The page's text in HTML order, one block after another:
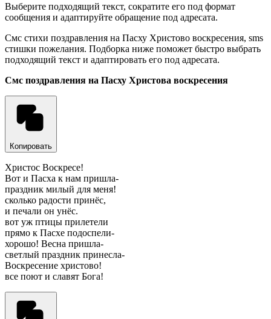
Выберите подходящий текст, сократите его под формат
сообщения и адаптируйте обращение под адресата.
Смс стихи поздравления на Пасху Христово воскресения, sms
стишки пожелания. Подборка ниже поможет быстро выбрать
подходящий текст и адаптировать его под адресата.
Смс поздравления на Пасху Христова воскресения
Копировать
Христос Воскресе!
Вот и Пасха к нам пришла-
праздник милый для меня!
сколько радости принёс,
и печали он унёс.
вот уж птицы прилетели
прямо к Пасхе подоспели-
хорошо! Весна пришла-
светлый праздник принесла-
Воскресение христово!
все поют и славят Бога!